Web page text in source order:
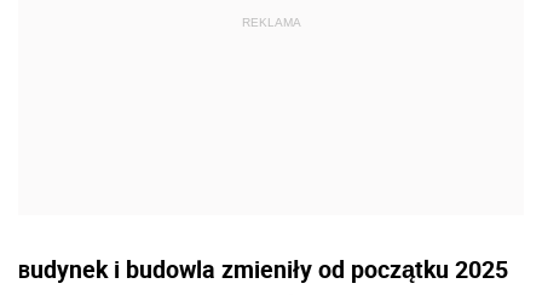
Budynek i budowla zmieniły od początku 2025